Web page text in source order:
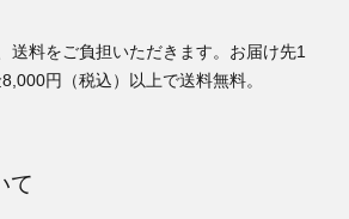
送料をご負担いただきます。お届け先1
円（税込）以上で送料無料。
て